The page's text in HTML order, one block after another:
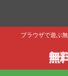
ブラウザで遊ぶ